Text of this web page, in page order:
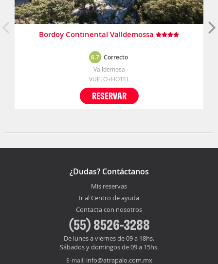
Bordoy Continental Valldemossa
6.7 Correcto
Valldemosa
VUELO+HOTEL
RESERVAR
¿Dudas? Contáctanos
Mis reservas
Ir al Centro de ayuda
Contacta con nosotros
(55) 8526-3288
De lunes a viernes de 09 a 18hs.
Sábados y domingos de 09 a 15hs.
E-mail: info@atrapalo.com.mx